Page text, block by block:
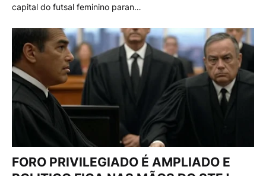
capital do futsal feminino paran…
FORO PRIVILEGIADO É AMPLIADO E